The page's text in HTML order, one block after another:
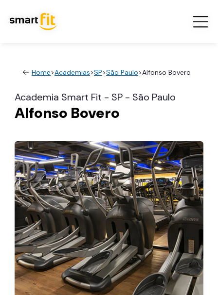
Home>Academias>SP>São Paulo>Alfonso Bovero
Academia Smart Fit - SP - São Paulo
Alfonso Bovero